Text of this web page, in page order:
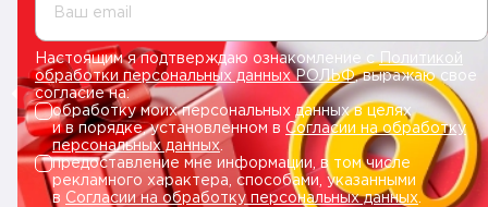
Ваш email
Настоящим я подтверждаю ознакомление сПолитикой
обработки персональных данных РОЛЬФ, выражаю свое
согласие на:
обработку моих персональных данных в целях
и в порядке, установленном в Согласии на обработку
персональных данных.
предоставление мне информации, в том числе
рекламного характера, способами, указанными
в Согласии на обработку персональных данных